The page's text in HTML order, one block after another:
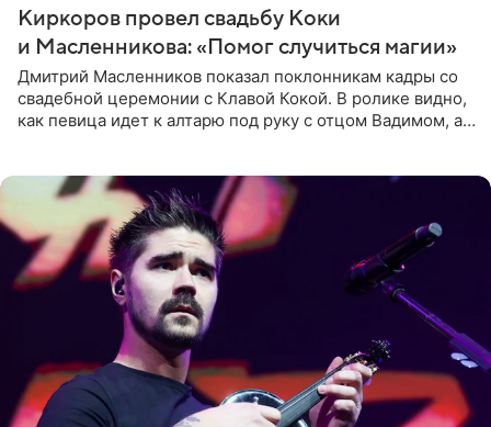
Киркоров провел свадьбу Коки
и Масленникова: «Помог случиться магии»
Дмитрий Масленников показал поклонникам кадры со
свадебной церемонии с Клавой Кокой. В ролике видно,
как певица идет к алтарю под руку с отцом Вадимом, а у